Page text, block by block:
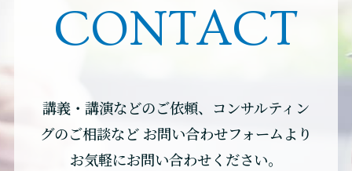
CONTACT
講義・講演などのご依頼、コンサルティン
グのご相談など お問い合わせフォームより
お気軽にお問い合わせください。